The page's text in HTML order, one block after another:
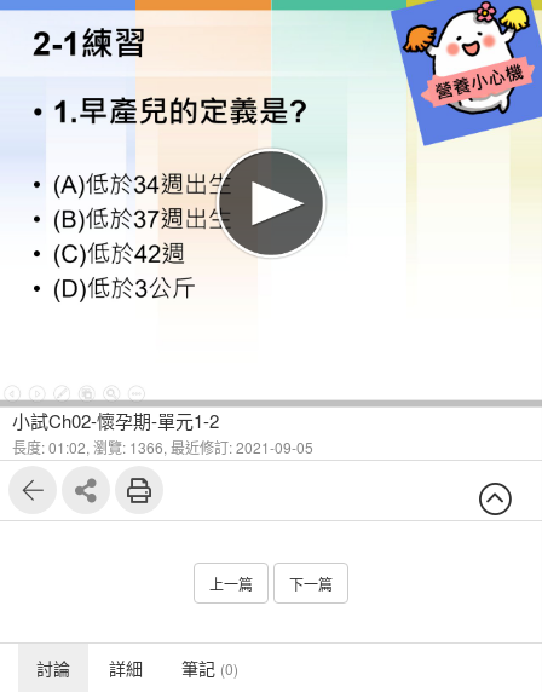
小試Ch02-懷孕期-單元1-2
長度: 01:02, 瀏覽: 1366, 最近修訂: 2021-09-05
上一篇 下一篇
討論 詳細 筆記 (0)